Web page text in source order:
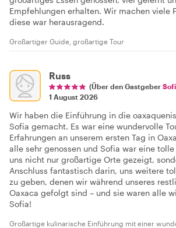
Empfehlungen erhalten. Wir machen viele
diese war herausragend.
Großartiger Guide, großartige Tour
Russ
(Über den Gastgeber
1 August 2026
Wir haben die Einführung in die
Sofia gemacht. Es war eine wundervolle
Erfahrungen an unserem ersten Tag in
alle sehr genossen und Sofia war eine
uns nicht nur großartige Orte gezeigt,
Anschluss fantastisch darin, uns weitere
zu geben, denen wir während unseres
Oaxaca gefolgt sind – und sie waren alle
Sofia!
Großartige kulinarische Einführung mit einer